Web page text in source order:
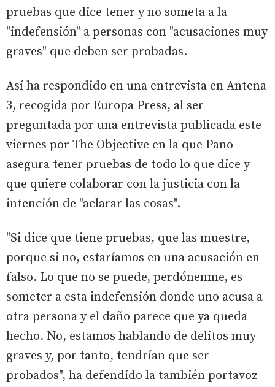
pruebas que dice tener y no someta a la
"indefensión" a personas con "acusaciones muy
graves" que deben ser probadas.
Así ha respondido en una entrevista en Antena
3, recogida por Europa Press, al ser
preguntada por una entrevista publicada este
viernes por The Objective en la que Pano
asegura tener pruebas de todo lo que dice y
que quiere colaborar con la justicia con la
intención de "aclarar las cosas".
"Si dice que tiene pruebas, que las muestre,
porque si no, estaríamos en una acusación en
falso. Lo que no se puede, perdónenme, es
someter a esta indefensión donde uno acusa a
otra persona y el daño parece que ya queda
hecho. No, estamos hablando de delitos muy
graves y, por tanto, tendrían que ser
probados", ha defendido la también portavoz